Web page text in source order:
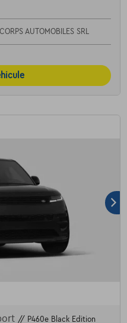
AUTOMOBILES SRL
// P460e Black Edition